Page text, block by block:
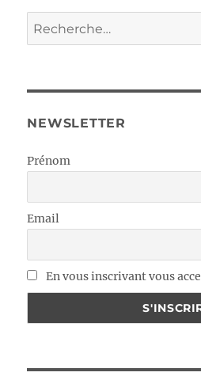
Recherche
pour :
NEWSLETTER
Prénom
Email
En vous inscrivant vous